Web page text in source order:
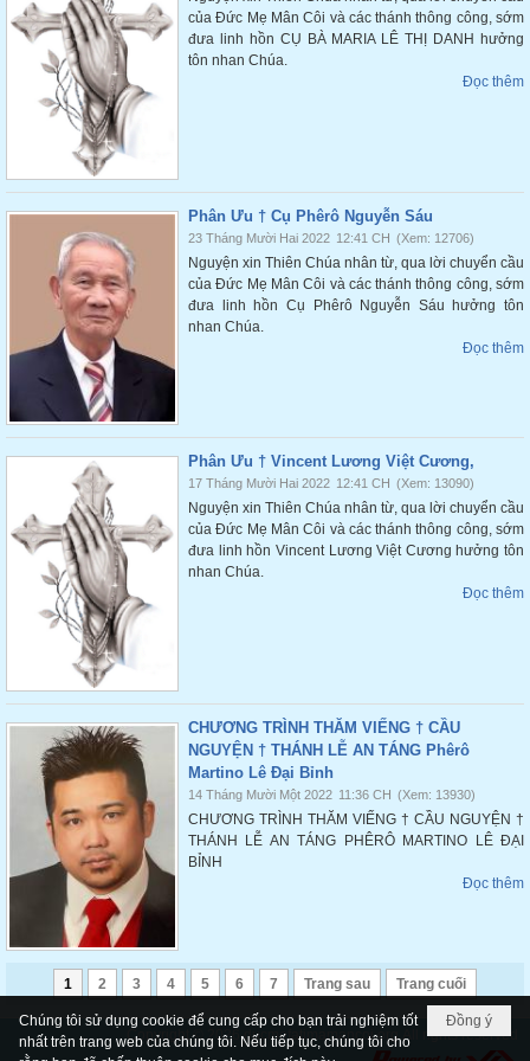
của Đức Mẹ Mân Côi và các thánh thông công, sớm
đưa linh hồn CỤ BÀ MARIA LÊ THỊ DANH hưởng
tôn nhan Chúa.
Đọc thêm
Phân Ưu † Cụ Phêrô Nguyễn Sáu
23 Tháng Mười Hai 2022 12:41 CH (Xem: 12706)
Nguyện xin Thiên Chúa nhân từ, qua lời chuyển cầu
của Đức Mẹ Mân Côi và các thánh thông công, sớm
đưa linh hồn Cụ Phêrô Nguyễn Sáu hưởng tôn
nhan Chúa.
Đọc thêm
Phân Ưu † Vincent Lương Việt Cương,
17 Tháng Mười Hai 2022 12:41 CH (Xem: 13090)
Nguyện xin Thiên Chúa nhân từ, qua lời chuyển cầu
của Đức Mẹ Mân Côi và các thánh thông công, sớm
đưa linh hồn Vincent Lương Việt Cương hưởng tôn
nhan Chúa.
Đọc thêm
CHƯƠNG TRÌNH THĂM VIẾNG † CẦU
NGUYỆN † THÁNH LỄ AN TÁNG Phêrô
Martino Lê Đại Bỉnh
14 Tháng Mười Một 2022 11:36 CH (Xem: 13930)
CHƯƠNG TRÌNH THĂM VIẾNG † CẦU NGUYỆN †
THÁNH LỄ AN TÁNG PHÊRÔ MARTINO LÊ ĐẠI
BỈNH
Đọc thêm
1 2 3 4 5 6 7 Trang sau Trang cuối
Copyright © 2026ducmefatimamancoi.orgAll rights reserved
Đồng ý
Chúng tôi sử dụng cookie để cung cấp cho bạn trải nghiệm tốt
nhất trên trang web của chúng tôi. Nếu tiếp tục, chúng tôi cho